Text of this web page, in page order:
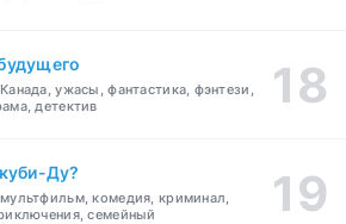
ужасы, фантастика, фэнтези,
детектив
Ду?
комедия, криминал,
семейный